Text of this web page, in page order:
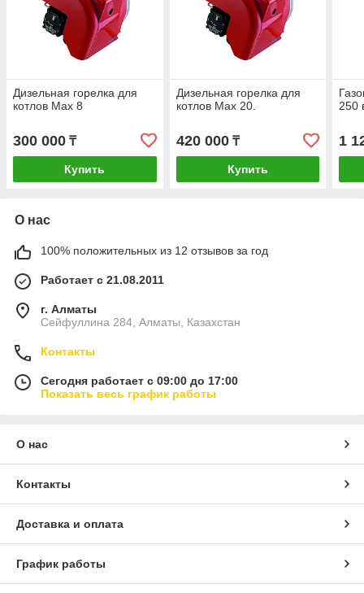
Дизельная горелка для
котлов Max 8
300 000 ₸
Купить
Дизельная горелка для
котлов Max 20.
420 000₸
Купить
250
1
О нас
100% положительных из 12 отзывов за год
Работает с 21.08.2011
г. Алматы
Сейфуллина 284, Алматы, Казахстан
Контакты
Сегодня работает с 09:00 до 17:00
Показать весь график работы
О нас
Контакты
Доставка и оплата
График работы